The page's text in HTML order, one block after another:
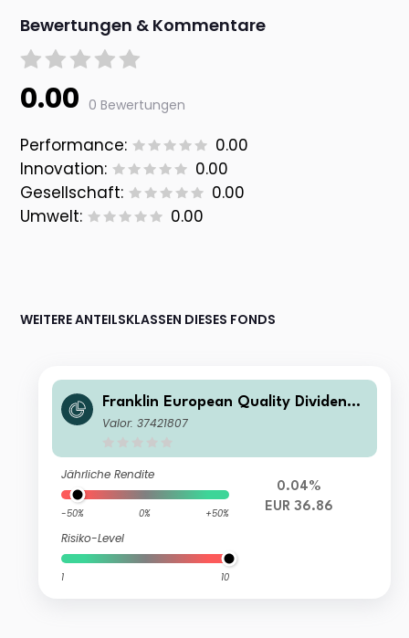
Bewertungen & Kommentare
0.00 0 Bewertungen
Performance:
0.00
Innovation:
0.00
Gesellschaft:
0.00
Umwelt:
0.00
WEITERE ANTEILSKLASSEN DIESES FONDS
Franklin European Quality Dividend
UCITS ETF
Valor: 37421807
Jährliche Rendite
-50% 0% +50%
Risiko-Level
1 10
0.04%
EUR 36.86